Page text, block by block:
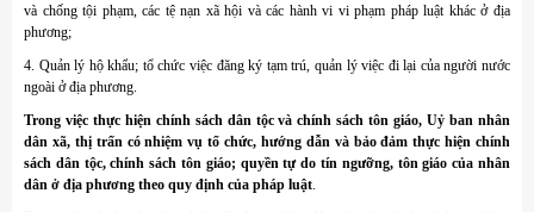
và chống tội phạm, các tệ nạn xã hội và các hành vi vi phạm pháp luật khác ở địa
phương;
4. Quản lý hộ khẩu; tổ chức việc đăng ký tạm trú, quản lý việc đi lại của người nước
ngoài ở địa phương.
Trong việc thực hiện chính sách dân tộc và chính sách tôn giáo, Uỷ ban nhân
dân xã, thị trấn có nhiệm vụ tổ chức, hướng dẫn và bảo đảm thực hiện chính
sách dân tộc, chính sách tôn giáo; quyền tự do tín ngưỡng, tôn giáo của nhân
dân ở địa phương theo quy định của pháp luật.